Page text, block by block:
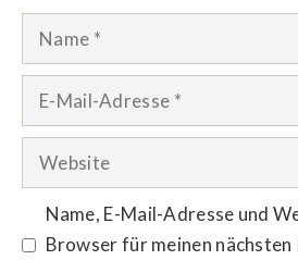
Name
Mail-
Adresse
Website
Name, E-Mail-Adresse und
Browser für meinen